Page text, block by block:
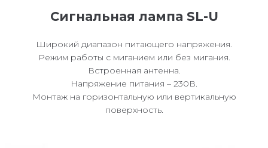
Сигнальная лампа SL-U
Широкий диапазон питающего напряжения.
Режим работы с миганием или без мигания.
Встроенная антенна.
Напряжение питания – 230В.
Монтаж на горизонтальную или вертикальную
поверхность.